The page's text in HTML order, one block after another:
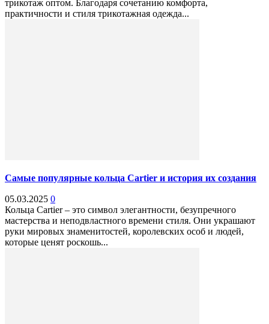
трикотаж оптом. Благодаря сочетанию комфорта,
практичности и стиля трикотажная одежда...
Самые популярные кольца Cartier и история их создания
05.03.2025 0
Кольца Cartier – это символ элегантности, безупречного
мастерства и неподвластного времени стиля. Они украшают
руки мировых знаменитостей, королевских особ и людей,
которые ценят роскошь...